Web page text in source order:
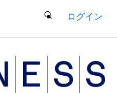
Search Button
ログイン